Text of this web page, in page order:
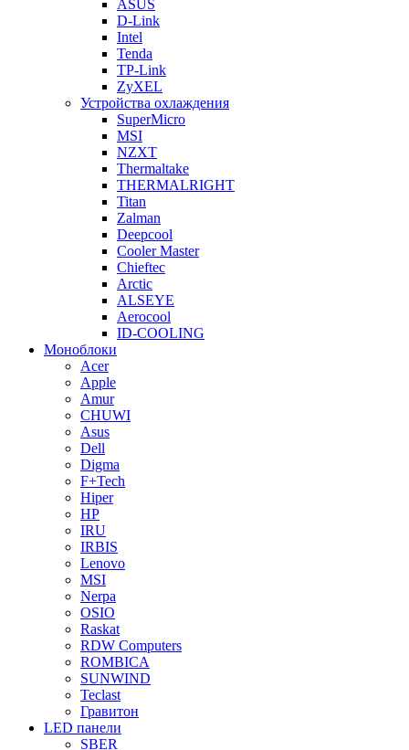
ASUS
D-Link
Intel
Tenda
TP-Link
ZyXEL
Устройства охлаждения
SuperMicro
MSI
NZXT
Thermaltake
THERMALRIGHT
Titan
Zalman
Deepcool
Cooler Master
Chieftec
Arctic
ALSEYE
Aerocool
ID-COOLING
Моноблоки
Acer
Apple
Amur
CHUWI
Asus
Dell
Digma
F+Tech
Hiper
HP
IRU
IRBIS
Lenovo
MSI
Nerpa
OSIO
Raskat
RDW Computers
ROMBICA
SUNWIND
Teclast
Гравитон
LED панели
SBER